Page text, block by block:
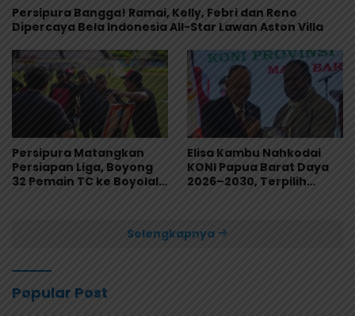
Persipura Bangga! Ramai, Kelly, Febri dan Reno
Dipercaya Bela Indonesia All-Star Lawan Aston Villa
Persipura Matangkan
Persiapan Liga, Boyong
32 Pemain TC ke Boyolali
Elisa Kambu Nahkodai
KONI Papua Barat Daya
2026–2030, Terpilih
Selengkapnya
Popular Post